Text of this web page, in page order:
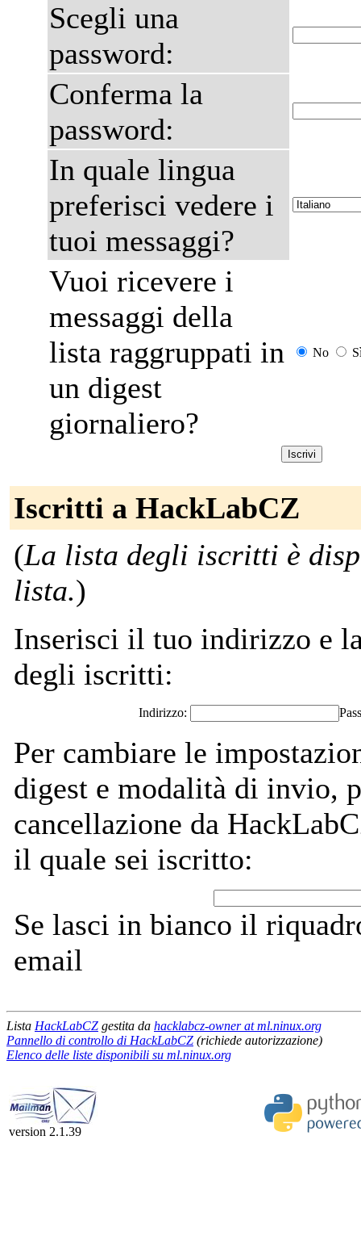
Scegli una
password:
Conferma la
password:
In quale lingua
preferisci vedere i
tuoi messaggi?
Vuoi ricevere i
messaggi della
lista raggruppati in
un digest
giornaliero?
No
Iscritti a HackLabCZ
(La lista degli iscritti è
lista.)
Inserisci il tuo indirizzo e
degli iscritti:
Indirizzo:
Per cambiare le
digest e modalità di invio,
cancellazione da
il quale sei iscritto:
Se lasci in bianco il
email
Lista HackLabCZ gestita da hacklabcz-owner at ml.ninux.org
Pannello di controllo di HackLabCZ (richiede autorizzazione)
Elenco delle liste disponibili su ml.ninux.org
version 2.1.39